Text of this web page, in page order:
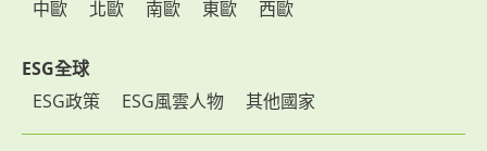
中歐
北歐 南歐 東歐 西歐
ESG全球
ESG政策
ESG風雲人物 其他國家